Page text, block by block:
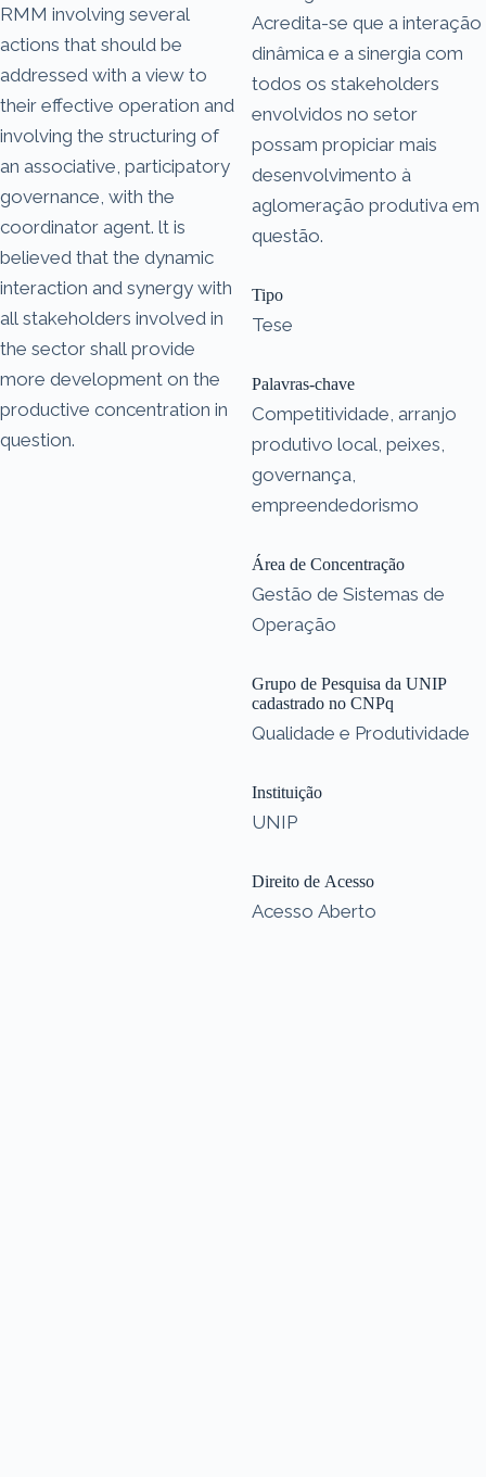
RMM involving several
actions that should be
addressed with a view to
their effective operation and
involving the structuring of
an associative, participatory
governance, with the
coordinator agent. lt is
believed that the dynamic
interaction and synergy with
all stakeholders involved in
the sector shall provide
more development on the
productive concentration in
question.
Acredita-se que a interação
dinâmica e a sinergia com
todos os stakeholders
envolvidos no setor
possam propiciar mais
desenvolvimento à
aglomeração produtiva em
questão.
Tipo
Tese
Palavras-chave
Competitividade, arranjo
produtivo local, peixes,
governança,
empreendedorismo
Área de Concentração
Gestão de Sistemas de
Operação
Grupo de Pesquisa da UNIP
cadastrado no CNPq
Qualidade e Produtividade
Instituição
UNIP
Direito de Acesso
Acesso Aberto